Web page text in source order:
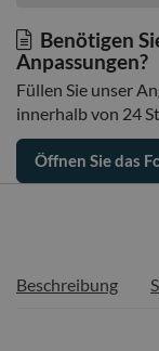
Benötigen
Anpassungen?
Füllen Sie unser
innerhalb von 24
Öffnen Sie das
Beschreibung